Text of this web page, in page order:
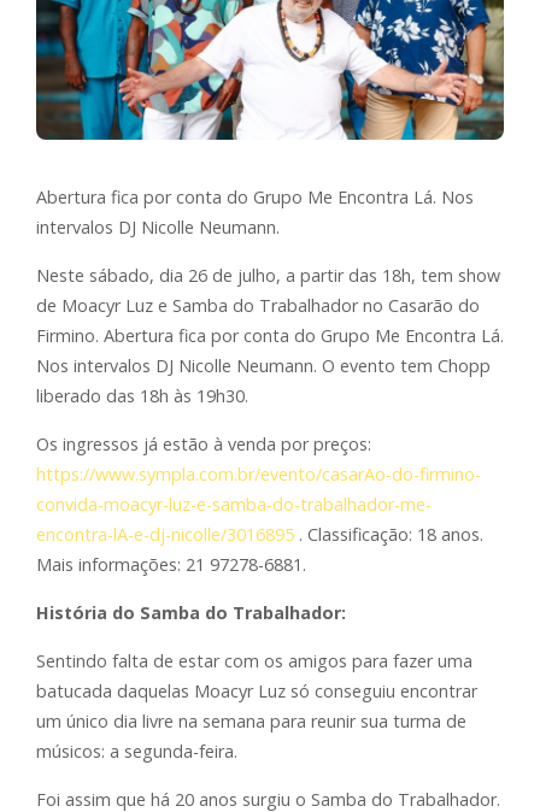
Abertura fica por conta do Grupo Me Encontra Lá. Nos
intervalos DJ Nicolle Neumann.
Neste sábado, dia 26 de julho, a partir das 18h, tem show
de Moacyr Luz e Samba do Trabalhador no Casarão do
Firmino. Abertura fica por conta do Grupo Me Encontra Lá.
Nos intervalos DJ Nicolle Neumann. O evento tem Chopp
liberado das 18h às 19h30.
Os ingressos já estão à venda por preços:
https://www.sympla.com.br/evento/casarAo-do-firmino-
convida-moacyr-luz-e-samba-do-trabalhador-me-
encontra-lA-e-dj-nicolle/3016895 . Classificação: 18 anos.
Mais informações: 21 97278-6881.
História do Samba do Trabalhador:
Sentindo falta de estar com os amigos para fazer uma
batucada daquelas Moacyr Luz só conseguiu encontrar
um único dia livre na semana para reunir sua turma de
músicos: a segunda-feira.
Foi assim que há 20 anos surgiu o Samba do Trabalhador.